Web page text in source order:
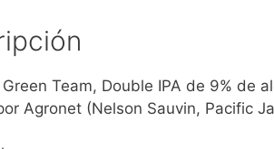
Team, Double IPA de 9% de
Agronet (Nelson Sauvin, Pacific